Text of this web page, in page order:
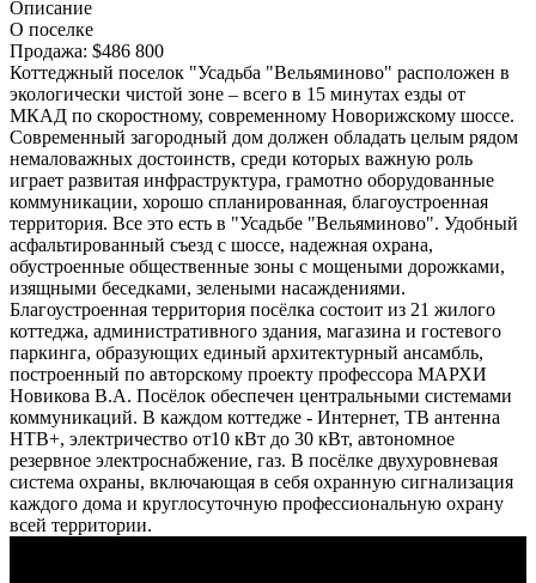
Описание
О поселке
Продажа: $486 800
Коттеджный поселок "Усадьба "Вельяминово" расположен в
экологически чистой зоне – всего в 15 минутах езды от
МКАД по скоростному, современному Новорижскому шоссе.
Современный загородный дом должен обладать целым рядом
немаловажных достоинств, среди которых важную роль
играет развитая инфраструктура, грамотно оборудованные
коммуникации, хорошо спланированная, благоустроенная
территория. Все это есть в "Усадьбе "Вельяминово". Удобный
асфальтированный съезд с шоссе, надежная охрана,
обустроенные общественные зоны с мощеными дорожками,
изящными беседками, зелеными насаждениями.
Благоустроенная территория посёлка состоит из 21 жилого
коттеджа, административного здания, магазина и гостевого
паркинга, образующих единый архитектурный ансамбль,
построенный по авторскому проекту профессора МАРХИ
Новикова В.А. Посёлок обеспечен центральными системами
коммуникаций. В каждом коттедже - Интернет, ТВ антенна
НТВ+, электричество от10 кВт до 30 кВт, автономное
резервное электроснабжение, газ. В посёлке двухуровневая
система охраны, включающая в себя охранную сигнализация
каждого дома и круглосуточную профессиональную охрану
всей территории.